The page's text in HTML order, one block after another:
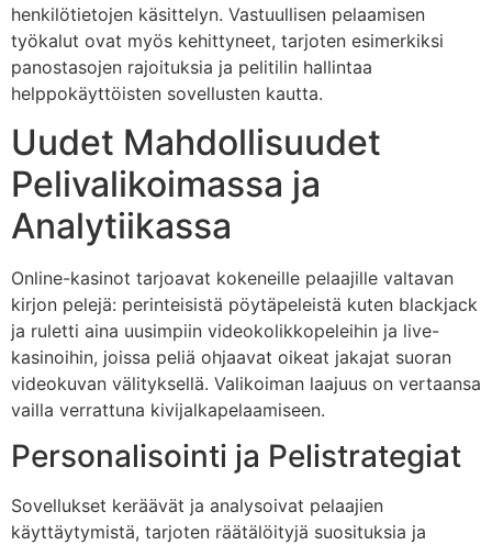
henkilötietojen käsittelyn. Vastuullisen pelaamisen
työkalut ovat myös kehittyneet, tarjoten esimerkiksi
panostasojen rajoituksia ja pelitilin hallintaa
helppokäyttöisten sovellusten kautta.
Uudet Mahdollisuudet
Pelivalikoimassa ja
Analytiikassa
Online-kasinot tarjoavat kokeneille pelaajille valtavan
kirjon pelejä: perinteisistä pöytäpeleistä kuten blackjack
ja ruletti aina uusimpiin videokolikkopeleihin ja live-
kasinoihin, joissa peliä ohjaavat oikeat jakajat suoran
videokuvan välityksellä. Valikoiman laajuus on vertaansa
vailla verrattuna kivijalkapelaamiseen.
Personalisointi ja Pelistrategiat
Sovellukset keräävät ja analysoivat pelaajien
käyttäytymistä, tarjoten räätälöityjä suosituksia ja